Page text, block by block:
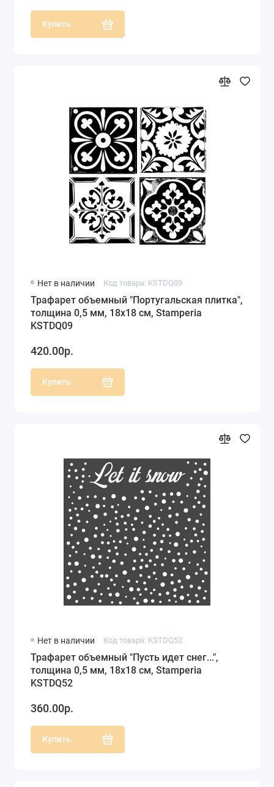
Купить
Нет в наличии Код товара: KSTDQ09
Трафарет объемный "Португальская плитка",
толщина 0,5 мм, 18х18 см, Stamperia
KSTDQ09
420.00р.
Купить
Нет в наличии Код товара: KSTDQ52
Трафарет объемный "Пусть идет снег...",
толщина 0,5 мм, 18х18 см, Stamperia
KSTDQ52
360.00р.
Купить